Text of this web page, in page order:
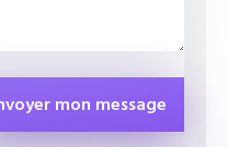
mon message